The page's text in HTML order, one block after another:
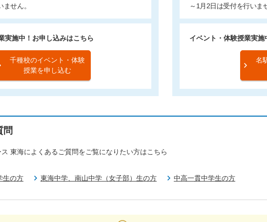
せん。
実施中！お申し込みはこちら
千種校のイベント・体験
授業を申し込む
～1月2日は受付を行いま
イベント・体験授業実
名
問
東海によくあるご質問をご覧になりたい方はこちら
生の方 東海中学、南山中学（女子部）生の方 中高一貫中学生の方